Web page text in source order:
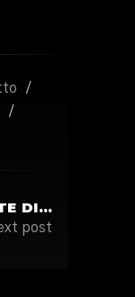
/
/
DI…
post